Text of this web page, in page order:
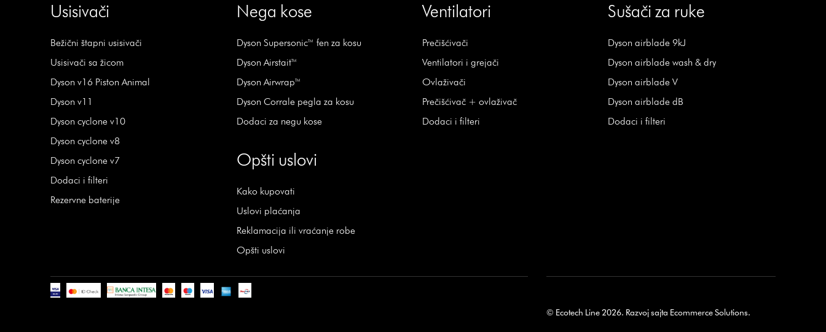
Usisivači
Bežični štapni usisivači
Usisivači sa žicom
Dyson v16 Piston Animal
Dyson v11
Dyson cyclone v10
Dyson cyclone v8
Dyson cyclone v7
Dodaci i filteri
Rezervne baterije
Nega kose
Dyson Supersonic™ fen za kosu
Dyson Airstait™
Dyson Airwrap™
Dyson Corrale pegla za kosu
Dodaci za negu kose
Opšti uslovi
Kako kupovati
Uslovi plaćanja
Reklamacija ili vraćanje robe
Opšti uslovi
Ventilatori
Prečišćivači
Ventilatori i grejači
Ovlaživači
Prečišćivač + ovlaživač
Dodaci i filteri
Sušači za ruke
Dyson airblade 9kJ
Dyson airblade wash & dry
Dyson airblade V
Dyson airblade dB
Dodaci i filteri
© Ecotech Line 2026. Razvoj sajta Ecommerce Solutions.